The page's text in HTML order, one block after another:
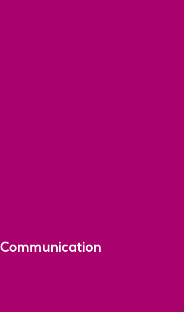
Communication